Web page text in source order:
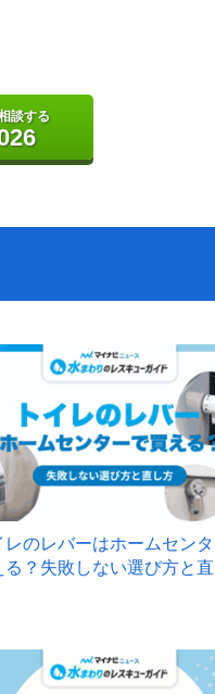
談する
レのレバーはホームセン
る？失敗しない選び方と